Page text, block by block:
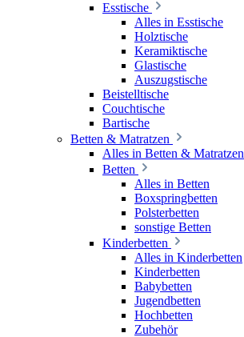
Esstische
Alles in Esstische
Holztische
Keramiktische
Glastische
Auszugstische
Beistelltische
Couchtische
Bartische
Betten & Matratzen
Alles in Betten & Matratzen
Betten
Alles in Betten
Boxspringbetten
Polsterbetten
sonstige Betten
Kinderbetten
Alles in Kinderbetten
Kinderbetten
Babybetten
Jugendbetten
Hochbetten
Zubehör